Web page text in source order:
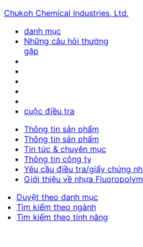
Chukoh Chemical Industries, Ltd.
danh mục
Những câu hỏi thường
gặp
cuộc điều tra
Thông tin sản phẩm
Thông tin sản phẩm
Tin tức & chuyên mục
Thông tin công ty
Yêu cầu điều tra/giấy chứng
Giới thiệu về nhựa
Duyệt theo danh mục
Tìm kiếm theo ngành
Tìm kiếm theo tính năng